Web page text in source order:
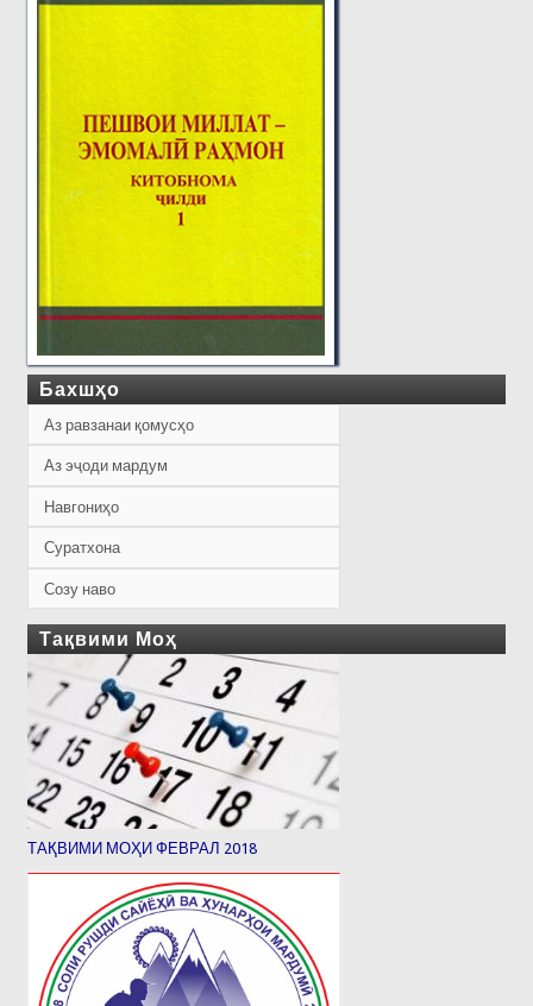
Бахшҳо
Аз равзанаи қомусҳо
Аз эҷоди мардум
Навгониҳо
Суратхона
Созу наво
Тақвими Моҳ
ТАҚВИМИ МОҲИ ФЕВРАЛ 2018